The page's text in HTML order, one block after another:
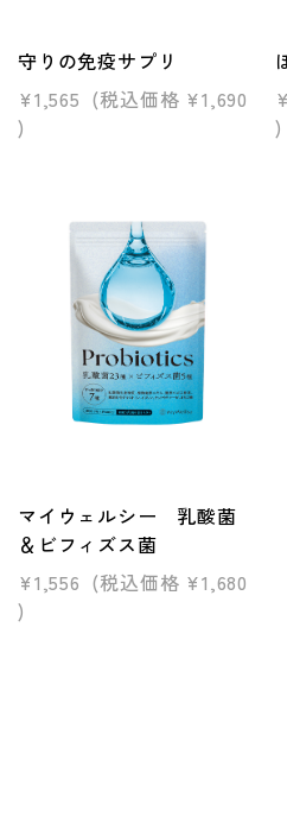
守りの免疫サプリ
¥1,565 (税込価格 ¥1,690
)
)
マイウェルシー 乳酸菌
＆ビフィズス菌
¥1,556 (税込価格 ¥1,680
)